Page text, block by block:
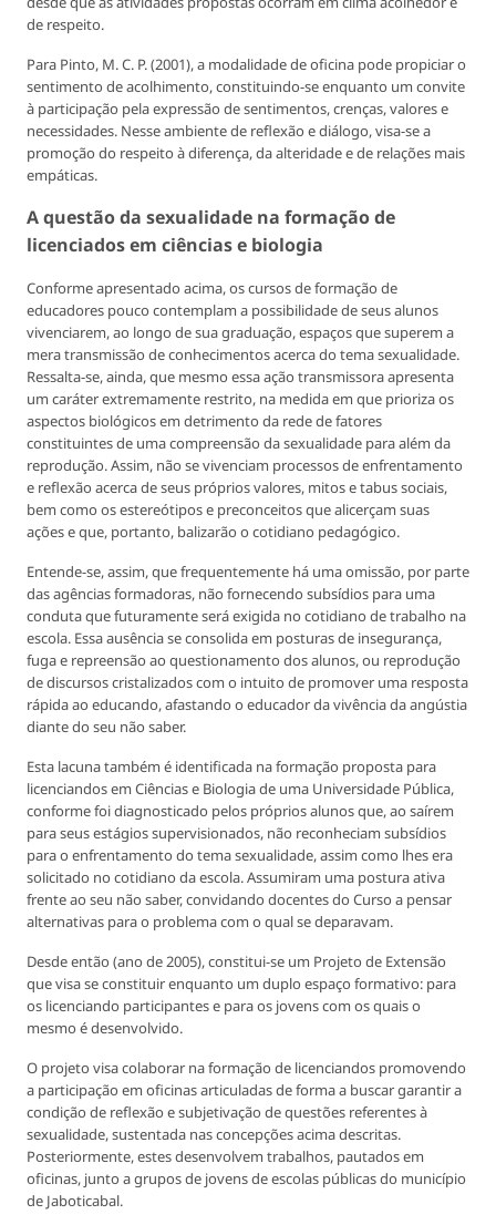
de respeito.
Para Pinto, M. C. P. (2001), a modalidade de oficina pode propiciar o
sentimento de acolhimento, constituindo-se enquanto um convite
à participação pela expressão de sentimentos, crenças, valores e
necessidades. Nesse ambiente de reflexão e diálogo, visa-se a
promoção do respeito à diferença, da alteridade e de relações mais
empáticas.
A questão da sexualidade na formação de
licenciados em ciências e biologia
Conforme apresentado acima, os cursos de formação de
educadores pouco contemplam a possibilidade de seus alunos
vivenciarem, ao longo de sua graduação, espaços que superem a
mera transmissão de conhecimentos acerca do tema sexualidade.
Ressalta-se, ainda, que mesmo essa ação transmissora apresenta
um caráter extremamente restrito, na medida em que prioriza os
aspectos biológicos em detrimento da rede de fatores
constituintes de uma compreensão da sexualidade para além da
reprodução. Assim, não se vivenciam processos de enfrentamento
e reflexão acerca de seus próprios valores, mitos e tabus sociais,
bem como os estereótipos e preconceitos que alicerçam suas
ações e que, portanto, balizarão o cotidiano pedagógico.
Entende-se, assim, que frequentemente há uma omissão, por parte
das agências formadoras, não fornecendo subsídios para uma
conduta que futuramente será exigida no cotidiano de trabalho na
escola. Essa ausência se consolida em posturas de insegurança,
fuga e repreensão ao questionamento dos alunos, ou reprodução
de discursos cristalizados com o intuito de promover uma resposta
rápida ao educando, afastando o educador da vivência da angústia
diante do seu não saber.
Esta lacuna também é identificada na formação proposta para
licenciandos em Ciências e Biologia de uma Universidade Pública,
conforme foi diagnosticado pelos próprios alunos que, ao saírem
para seus estágios supervisionados, não reconheciam subsídios
para o enfrentamento do tema sexualidade, assim como lhes era
solicitado no cotidiano da escola. Assumiram uma postura ativa
frente ao seu não saber, convidando docentes do Curso a pensar
alternativas para o problema com o qual se deparavam.
Desde então (ano de 2005), constitui-se um Projeto de Extensão
que visa se constituir enquanto um duplo espaço formativo: para
os licenciando participantes e para os jovens com os quais o
mesmo é desenvolvido.
O projeto visa colaborar na formação de licenciandos promovendo
a participação em oficinas articuladas de forma a buscar garantir a
condição de reflexão e subjetivação de questões referentes à
sexualidade, sustentada nas concepções acima descritas.
Posteriormente, estes desenvolvem trabalhos, pautados em
oficinas, junto a grupos de jovens de escolas públicas do município
de Jaboticabal.